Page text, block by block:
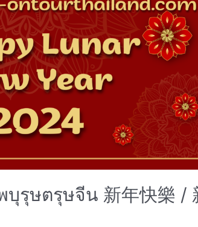
บุรุษตรุษจีน 新年快樂 /